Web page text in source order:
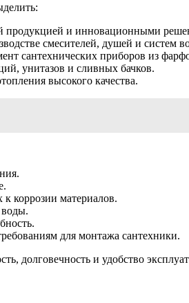
продукцией и инновационными
смесителей, душей и систем
сантехнических приборов из
унитазов и сливных бачков.
высокого качества.
коррозии материалов.
воды.
для монтажа сантехники.
долговечность и удобство